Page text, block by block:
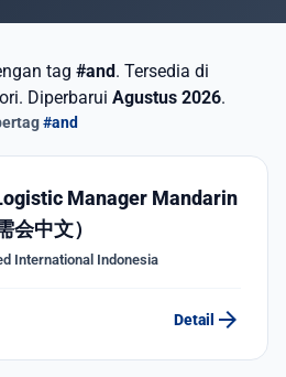
tag #and. Tersedia di
Diperbarui Agustus 2026.
#and
Manager Mandarin
会中文）
International Indonesia
Detail arrow_forward